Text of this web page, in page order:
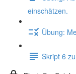
einschätzen.
Übung:
Skript 6